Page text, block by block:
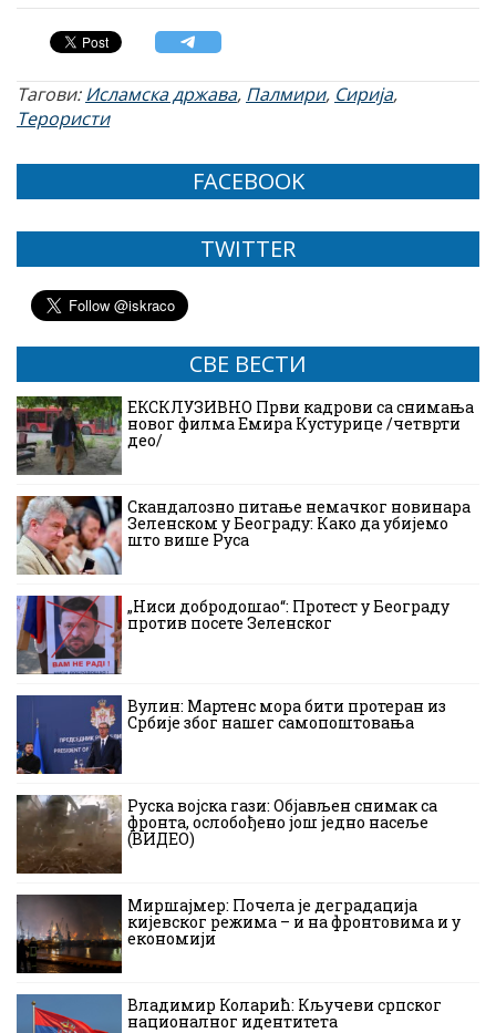
Тагови:Исламска држава, Палмири, Сирија,
Терористи
FACEBOOK
TWITTER
СВЕ ВЕСТИ
ЕКСКЛУЗИВНО Први кадрови са снимања
новог филма Емира Кустурице /четврти
део/
Скандалозно питање немачког новинара
Зеленском у Београду: Како да убијемо
што више Руса
„Ниси добродошао“: Протест у Београду
против посете Зеленског
Вулин: Мартенс мора бити протеран из
Србије због нашег самопоштовања
Руска војска гази: Објављен снимак са
фронта, ослобођено још једно насеље
(ВИДЕО)
Миршајмер: Почела је деградација
кијевског режима – и на фронтовима и у
економији
Владимир Коларић: Кључеви српског
националног идентитета